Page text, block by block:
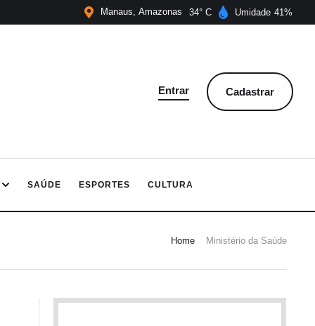
Manaus Amazonas 34 Umidade 41
Entrar Cadastrar
SAÚDE ESPORTES CULTURA
Home Ministério da Saúde